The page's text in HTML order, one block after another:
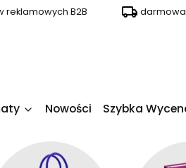
reklamowych B2B
Nowości Szybka